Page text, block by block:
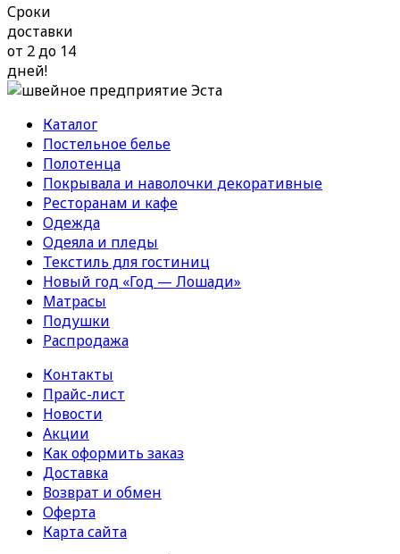
Сроки
доставки
от 2 до 14
дней!
Каталог
Постельное белье
Полотенца
Покрывала и наволочки декоративные
Ресторанам и кафе
Одежда
Одеяла и пледы
Текстиль для гостиниц
Новый год «Год — Лошади»
Матрасы
Подушки
Распродажа
Контакты
Прайс-лист
Новости
Акции
Как оформить заказ
Доставка
Возврат и обмен
Оферта
Карта сайта